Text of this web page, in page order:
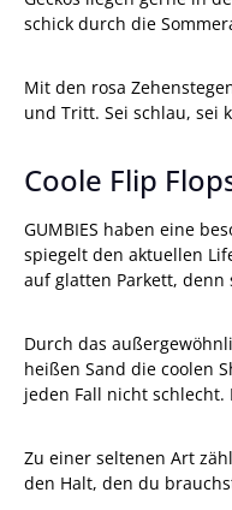
schick durch die
Mit den rosa
und Tritt. Sei schlau, sei
Coole Flip
GUMBIES haben eine
spiegelt den aktuellen
auf glatten Parkett,
Durch das
heißen Sand die coolen
jeden Fall nicht
Zu einer seltenen Art
den Halt, den du